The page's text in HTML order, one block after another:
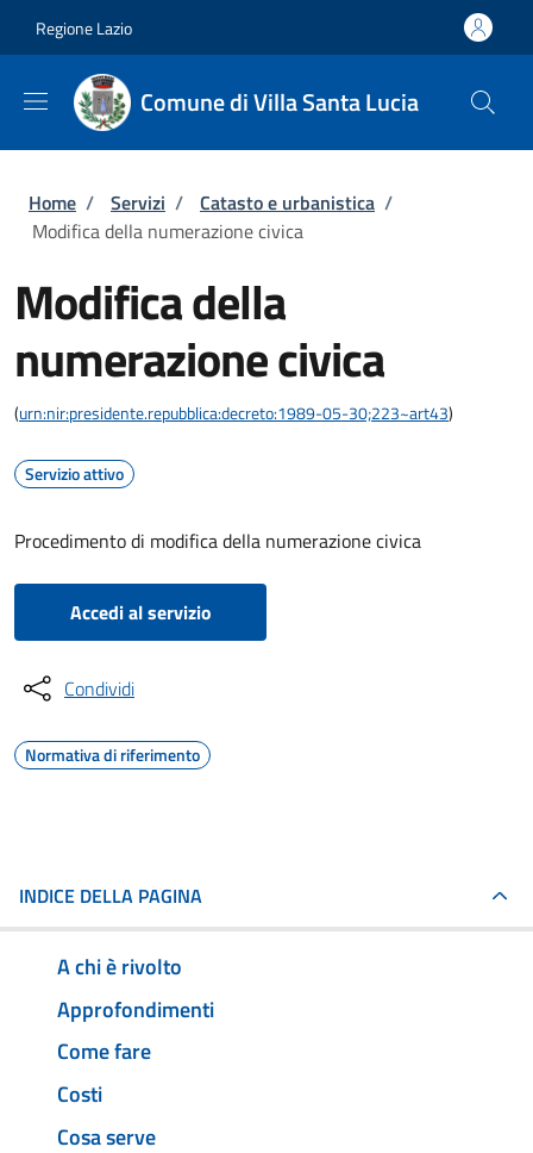
Regione Lazio
Comune di Villa Santa Lucia
Briciole di pane
Home / Servizi / Catasto e urbanistica /
Modifica della numerazione civica
Modifica della
numerazione civica
(urn:nir:presidente.repubblica:decreto:1989-05-30;223~art43)
Servizio attivo
Procedimento di modifica della numerazione civica
Accedi al servizio
Condividi
Normativa di riferimento
INDICE DELLA PAGINA
A chi è rivolto
Approfondimenti
Come fare
Costi
Cosa serve